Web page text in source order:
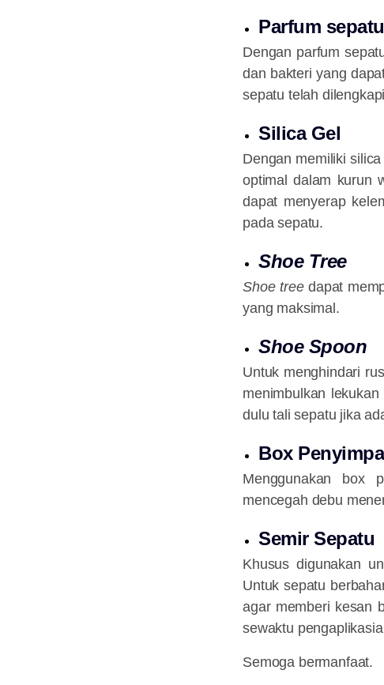
Parfum sepatu
Dengan parfum
dan bakteri yang
sepatu telah
Silica Gel
Dengan memiliki
optimal dalam kurun
dapat menyerap
pada sepatu.
Shoe Tree
Shoe treedapat
yang maksimal.
Shoe Spoon
Untuk menghindari
menimbulkan
dulu tali sepatu jika
Box
Menggunakan box
mencegah debu
Semir Sepatu
Khusus digunakan
Untuk sepatu
agar memberi kesan
sewaktu
Semoga bermanfaat.